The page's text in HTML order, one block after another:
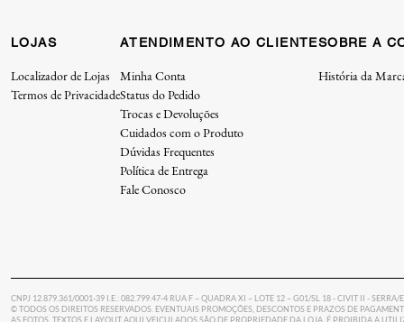
LOJAS
Localizador de Lojas
Termos de Privacidade
ATENDIMENTO AO CLIENTE
Minha Conta
Status do Pedido
Trocas e Devoluções
Cuidados com o Produto
Dúvidas Frequentes
Política de Entrega
Fale Conosco
SOBRE A
História da
CNPJ 12.879.361/0001-39 I.E.: 082.799.47-4 RUA F – QUADRA XI – LOTE 12 – G01/SL 18 - CIVIT II - SERRA/
© TODOS OS DIREITOS RESERVADOS. EVENTUAIS PROMOÇÕES, DESCONTOS E PRAZOS DE
AS FOTOS, TEXTOS E LAYOUT AQUI VEICULADOS SÃO DE PROPRIEDADE DA LOJA. É PROIBIDA A